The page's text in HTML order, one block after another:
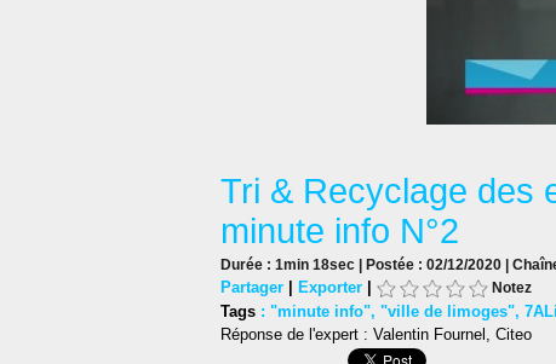
Tri & Recyclage des
minute info N°2
Durée : 1min 18sec | Postée : 02/12/2020 |
Partager | Exporter | Notez
Tags : "minute info", "ville de limoges",
Réponse de l'expert : Valentin Fournel, Citeo